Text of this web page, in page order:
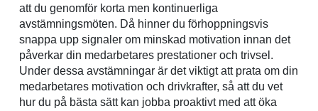
att du genomför korta men kontinuerliga
avstämningsmöten. Då hinner du förhoppningsvis
snappa upp signaler om minskad motivation innan det
påverkar din medarbetares prestationer och trivsel.
Under dessa avstämningar är det viktigt att prata om din
medarbetares motivation och drivkrafter, så att du vet
hur du på bästa sätt kan jobba proaktivt med att öka